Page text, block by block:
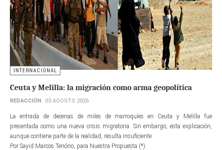
INTERNACIONAL
Ceuta y Melilla: la migración como arma geopolítica
REDACCIÓN 03 AGOSTO 2026
La entrada de decenas de miles de marroquíes en Ceuta y Melilla fue
presentada como una nueva crisis migratoria. Sin embargo, esta explicación,
aunque contiene parte de la realidad, resulta insuficiente.
Por Sayid Marcos Tenório, para Nuestra Propuesta (*)